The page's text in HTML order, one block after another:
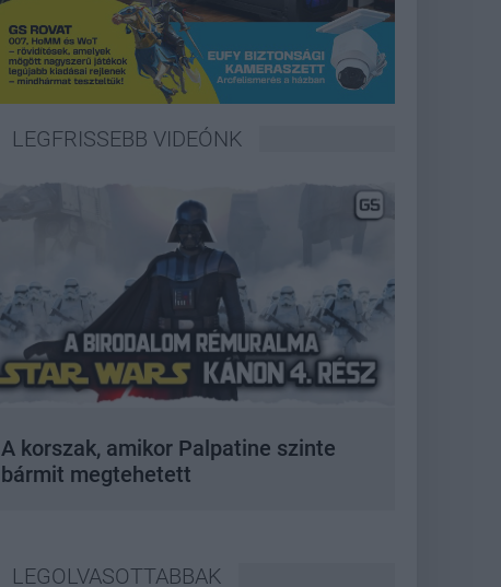
LEGFRISSEBB VIDEÓNK
A korszak, amikor Palpatine szinte
bármit megtehetett
LEGOLVASOTTABBAK